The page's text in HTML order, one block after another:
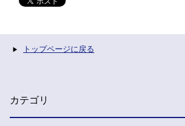
トップページに戻る
カテゴリ